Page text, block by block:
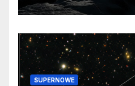
SUPERNOWE